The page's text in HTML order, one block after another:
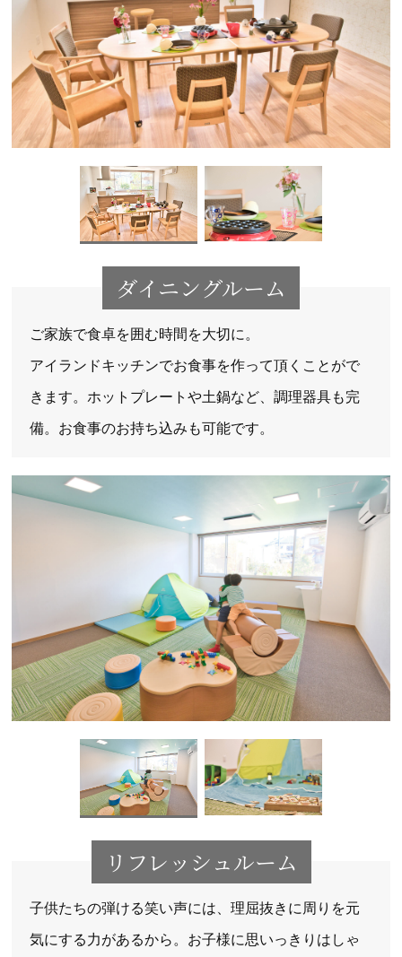
ダイニングルーム
ご家族で食卓を囲む時間を大切に。
アイランドキッチンでお食事を作って頂くことがで
きます。ホットプレートや土鍋など、調理器具も完
備。お食事のお持ち込みも可能です。
リフレッシュルーム
子供たちの弾ける笑い声には、理屈抜きに周りを元
気にする力があるから。お子様に思いっきりはしゃ